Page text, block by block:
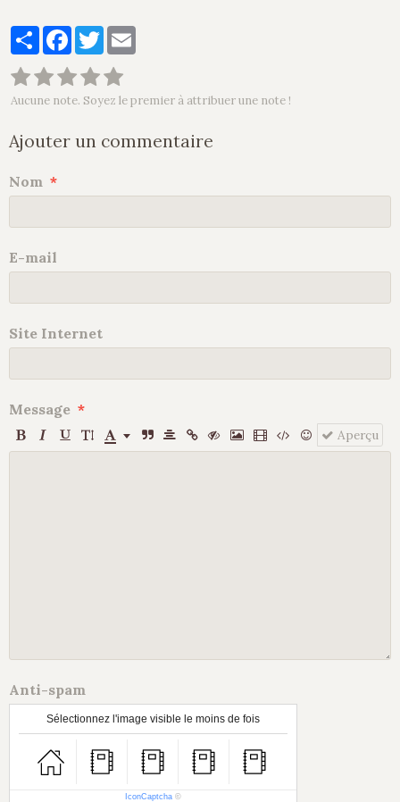
PartagerFacebook
Twitter
Aucune note. Soyez le premier à attribuer une note !
Ajouter un commentaire
Nom
E-mail
Site Internet
Message
Aperçu
Anti-spam
Sélectionnez l'image visible le moins de fois
IconCaptcha ©